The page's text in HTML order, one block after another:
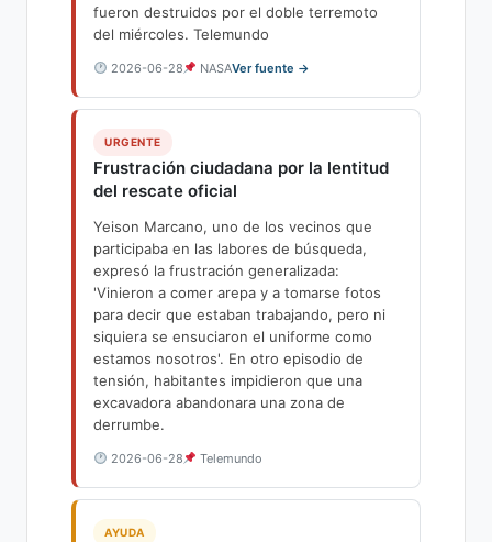
fueron destruidos por el doble terremoto
del miércoles. Telemundo
2026-06-28 NASAVer fuente →
URGENTE
Frustración ciudadana por la lentitud
del rescate oficial
Yeison Marcano, uno de los vecinos que
participaba en las labores de búsqueda,
expresó la frustración generalizada:
'Vinieron a comer arepa y a tomarse fotos
para decir que estaban trabajando, pero ni
siquiera se ensuciaron el uniforme como
estamos nosotros'. En otro episodio de
tensión, habitantes impidieron que una
excavadora abandonara una zona de
derrumbe.
2026-06-28 Telemundo
AYUDA